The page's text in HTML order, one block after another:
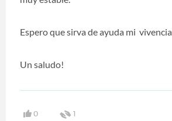
Espero que sirva de ayuda mi vivencia
Un saludo!
0 1